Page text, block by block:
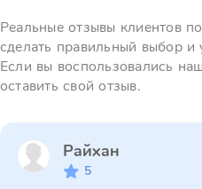
Реальные отзывы клиентов
сделать правильный выбор
Если вы воспользовались
оставить свой отзыв.
Райхан
5